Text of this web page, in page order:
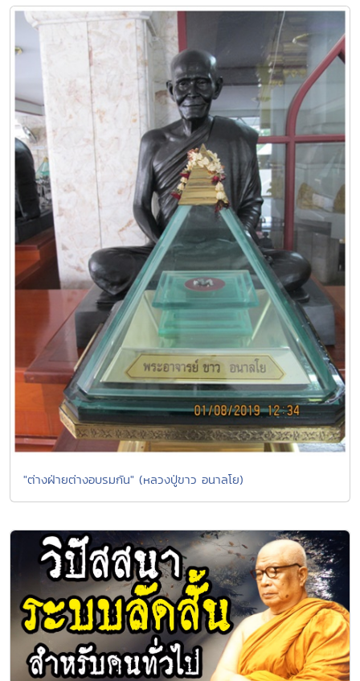
"ต่างฝ่ายต่างอบรมกัน" (หลวงปู่ขาว อนาลโย)